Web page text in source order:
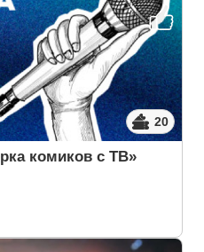
20
комиков с ТВ»